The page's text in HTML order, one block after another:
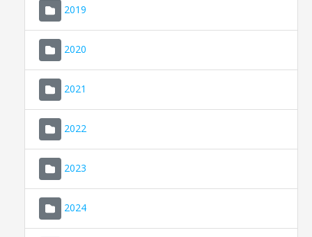
2019
2020
2021
2022
2023
2024